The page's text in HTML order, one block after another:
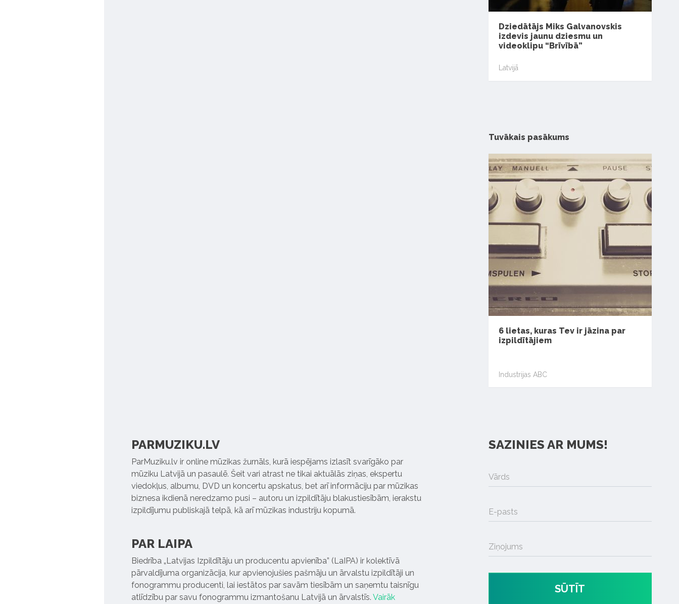
Dziedātājs Miks Galvanovskis
izdevis jaunu dziesmu un
videoklipu “Brīvībā”
Latvijā
Tuvākais pasākums
6 lietas, kuras Tev ir jāzina par
izpildītājiem
Industrijas ABC
PARMUZIKU.LV
ParMuziku.lv ir online mūzikas žurnāls, kurā iespējams izlasīt svarīgāko par
mūziku Latvijā un pasaulē. Šeit vari atrast ne tikai aktuālās ziņas, ekspertu
viedokļus, albumu, DVD un koncertu apskatus, bet arī informāciju par mūzikas
biznesa ikdienā neredzamo pusi – autoru un izpildītāju blakustiesībām, ierakstu
izpildījumu publiskajā telpā, kā arī mūzikas industriju kopumā.
PAR LAIPA
Biedrība „Latvijas Izpildītāju un producentu apvienība” (LaIPA) ir kolektīvā
pārvaldījuma organizācija, kur apvienojušies pašmāju un ārvalstu izpildītāji un
fonogrammu producenti, lai iestātos par savām tiesībām un saņemtu taisnīgu
atlīdzību par savu fonogrammu izmantošanu Latvijā un ārvalstīs. Vairāk
SAZINIES AR MUMS!
Vārds
E-pasts
Ziņojums
SŪTĪT